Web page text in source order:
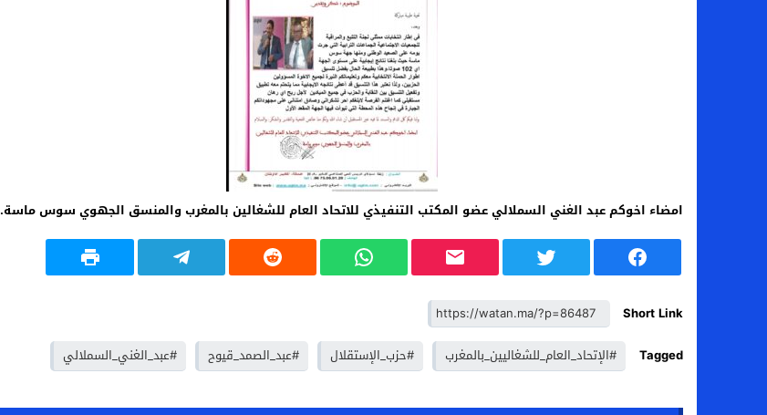
امضاء اخوكم عبد الغني السملالي عضو المكتب التنفيذي للاتحاد العام للشغالين بالمغرب والمنسق الجهوي سوس ماسة.
Short Link
Tagged
#الإتحاد_العام_للشغاليين_بالمغرب #حزب_الإستقلال #عبد_الصمد_قيوح #عبد_الغني_السملالي